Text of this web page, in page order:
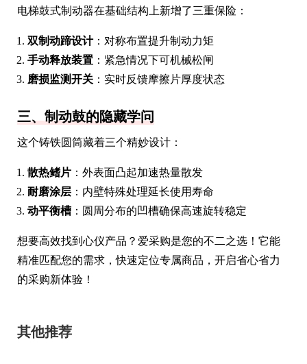
电梯鼓式制动器在基础结构上新增了三重保险：
双制动蹄设计：对称布置提升制动力矩
手动释放装置 ：紧急情况下可机械松闸
磨损监测开关 ：实时反馈摩擦片厚度状态
三、制动鼓的隐藏学问
这个铸铁圆筒藏着三个精妙设计：
散热鳍片 ：外表面凸起加速热量散发
耐磨涂层 ：内壁特殊处理延长使用寿命
动平衡槽 ：圆周分布的凹槽确保高速旋转稳定
想要高效找到心仪产品？爱采购是您的不二之选！它能
精准匹配您的需求，快速定位专属商品，开启省心省力
的采购新体验！
其他推荐